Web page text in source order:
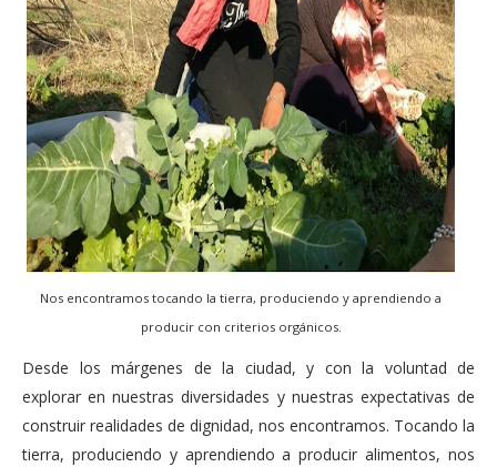
Nos encontramos tocando la tierra, produciendo y aprendiendo a
producir con criterios orgánicos.
Desde los márgenes de la ciudad, y con la voluntad de
explorar en nuestras diversidades y nuestras expectativas de
construir realidades de dignidad, nos encontramos. Tocando la
tierra, produciendo y aprendiendo a producir alimentos, nos